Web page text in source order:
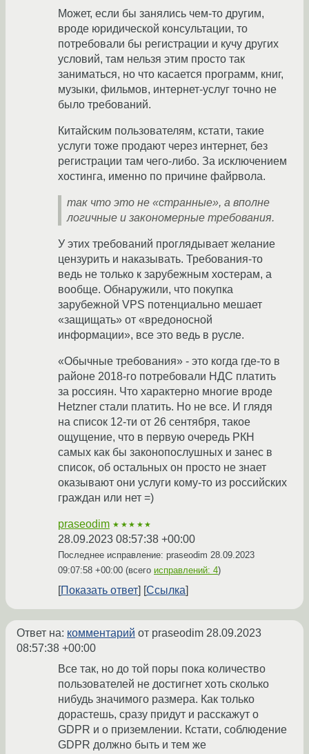
Может, если бы занялись чем-то другим,
вроде юридической консультации, то
потребовали бы регистрации и кучу других
условий, там нельзя этим просто так
заниматься, но что касается программ, книг,
музыки, фильмов, интернет-услуг точно не
было требований.
Китайским пользователям, кстати, такие
услуги тоже продают через интернет, без
регистрации там чего-либо. За исключением
хостинга, именно по причине файрвола.
так что это не «странные», а вполне
логичные и закономерные требования.
У этих требований проглядывает желание
цензурить и наказывать. Требования-то
ведь не только к зарубежным хостерам, а
вообще. Обнаружили, что покупка
зарубежной VPS потенциально мешает
«защищать» от «вредоносной
информации», все это ведь в русле.
«Обычные требования» - это когда где-то в
районе 2018-го потребовали НДС платить
за россиян. Что характерно многие вроде
Hetzner стали платить. Но не все. И глядя
на список 12-ти от 26 сентября, такое
ощущение, что в первую очередь РКН
самых как бы законопослушных и занес в
список, об остальных он просто не знает
оказывают они услуги кому-то из российских
граждан или нет =)
praseodim ★★★★★
28.09.2023 08:57:38 +00:00
Последнее исправление: praseodim 28.09.2023
09:07:58 +00:00 (всего исправлений: 4)
Показать ответ Ссылка
Ответ на: комментарий от praseodim 28.09.2023
08:57:38 +00:00
Все так, но до той поры пока количество
пользователей не достигнет хоть сколько
нибудь значимого размера. Как только
дорастешь, сразу придут и расскажут о
GDPR и о приземлении. Кстати, соблюдение
GDPR должно быть и тем же